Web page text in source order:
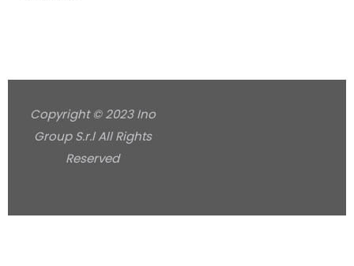
Copyright © 2023 Ino
Group S.r.l All Rights
Reserved